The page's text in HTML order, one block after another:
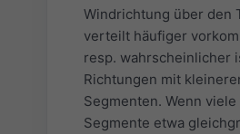
Windrichtung über den
verteilt häufiger
resp. wahrscheinlicher
Richtungen mit
Segmenten. Wenn viele
Segmente etwa